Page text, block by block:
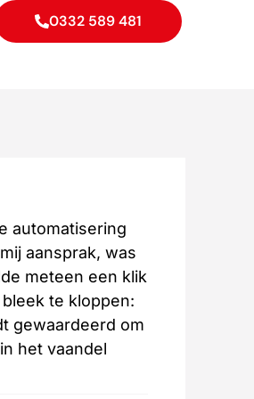
0332 589 481
automatisering
aansprak, was
meteen een klik
te kloppen:
gewaardeerd om
het vaandel